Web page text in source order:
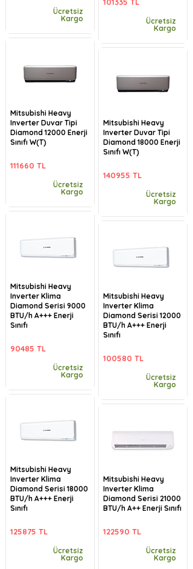
Ücretsiz
Kargo
Mitsubishi Heavy
Inverter Duvar Tipi
Diamond 12000 Enerji
Sınıfı W(T)
111660 TL
Ücretsiz
Kargo
Mitsubishi Heavy
Inverter Klima
Diamond Serisi 9000
BTU/h A+++ Enerji
Sınıfı
90485 TL
Ücretsiz
Kargo
Mitsubishi Heavy
Inverter Klima
Diamond Serisi 18000
BTU/h A+++ Enerji
Sınıfı
125875 TL
Ücretsiz
Kargo
Ücretsiz
Kargo
Mitsubishi Heavy
Inverter Duvar Tipi
Diamond 18000 Enerji
Sınıfı W(T)
140955 TL
Ücretsiz
Kargo
Mitsubishi Heavy
Inverter Klima
Diamond Serisi 12000
BTU/h A+++ Enerji
Sınıfı
100580 TL
Ücretsiz
Kargo
Mitsubishi Heavy
Inverter Klima
Diamond Serisi 21000
BTU/h A++ Enerji Sınıfı
122590 TL
Ücretsiz
Kargo